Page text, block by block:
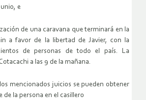
e
de una caravana que terminará en la
a favor de la libertad de Javier, con la
de personas de todo el país. La
a las 9 de la mañana.
mencionados juicios se pueden obtener
la persona en el casillero